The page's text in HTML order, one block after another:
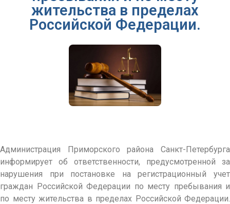
жительства в пределах
Российской Федерации.
Администрация Приморского района Санкт-Петербурга
информирует об ответственности, предусмотренной за
нарушения при постановке на регистрационный учет
граждан Российской Федерации по месту пребывания и
по месту жительства в пределах Российской Федерации.